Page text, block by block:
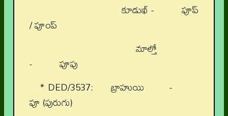
కూడుఖ్ - పూప్
/ పూంప్
మాల్తో
- పూపు
* DED/3537: బ్రాహుయి -
పూ (పురుగు)